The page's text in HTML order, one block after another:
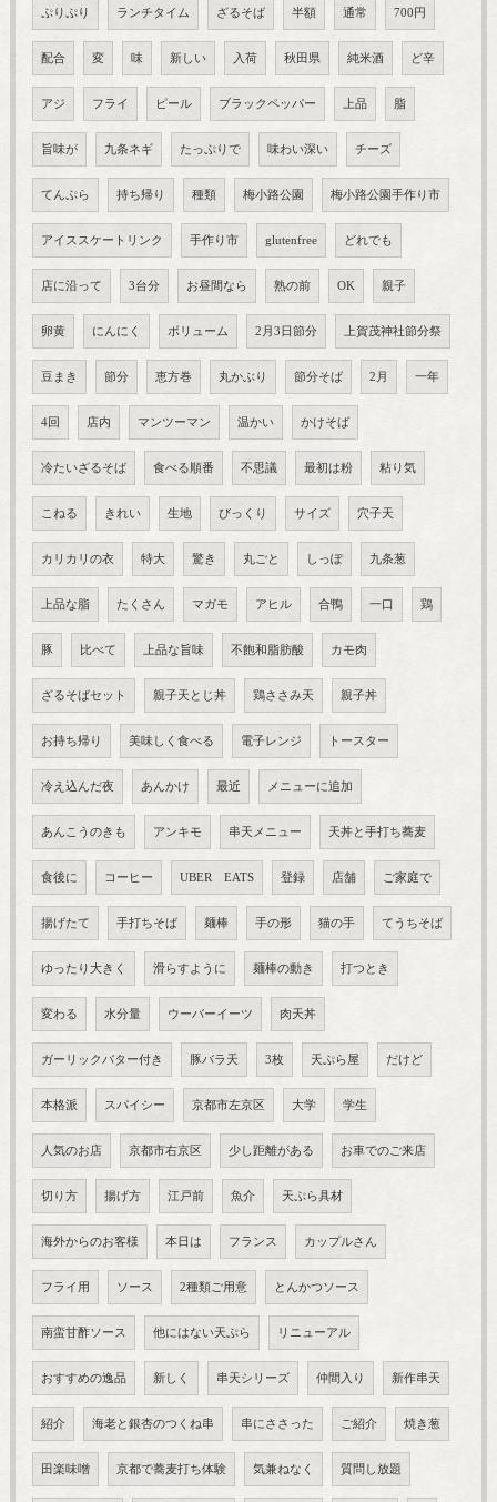
ぷりぷり ランチタイム ざるそば 半額 通常 700円
配合 変 味 新しい 入荷 秋田県 純米酒 ど辛
アジ フライ ピール ブラックペッパー 上品 脂
旨味が 九条ネギ たっぷりで 味わい深い チーズ
てんぷら 持ち帰り 種類 梅小路公園 梅小路公園手作り市
アイススケートリンク 手作り市 glutenfree どれでも
店に沿って 3台分 お昼間なら 熟の前 OK 親子
卵黄 にんにく ボリューム 2月3日節分 上賀茂神社節分祭
豆まき 節分 恵方巻 丸かぶり 節分そば 2月 一年
4回 店内 マンツーマン 温かい かけそば
冷たいざるそば 食べる順番 不思議 最初は粉 粘り気
こねる きれい 生地 びっくり サイズ 穴子天
カリカリの衣 特大 驚き 丸ごと しっぽ 九条葱
上品な脂 たくさん マガモ アヒル 合鴨 一口 鶏
豚 比べて 上品な旨味 不飽和脂肪酸 カモ肉
ざるそばセット 親子天とじ丼 鶏ささみ天 親子丼
お持ち帰り 美味しく食べる 電子レンジ トースター
冷え込んだ夜 あんかけ 最近 メニューに追加
あんこうのきも アンキモ 串天メニュー 天丼と手打ち蕎麦
食後に コーヒー UBER EATS 登録 店舗 ご家庭で
揚げたて 手打ちそば 麺棒 手の形 猫の手 てうちそば
ゆったり大きく 滑らすように 麺棒の動き 打つとき
変わる 水分量 ウーバーイーツ 肉天丼
ガーリックバター付き 豚バラ天 3枚 天ぷら屋 だけど
本格派 スパイシー 京都市左京区 大学 学生
人気のお店 京都市右京区 少し距離がある お車でのご来店
切り方 揚げ方 江戸前 魚介 天ぷら具材
海外からのお客様 本日は フランス カップルさん
フライ用 ソース 2種類ご用意 とんかつソース
南蛮甘酢ソース 他にはない天ぷら リニューアル
おすすめの逸品 新しく 串天シリーズ 仲間入り 新作串天
紹介 海老と銀杏のつくね串 串にささった ご紹介 焼き葱
田楽味噌 京都で蕎麦打ち体験 気兼ねなく 質問し放題